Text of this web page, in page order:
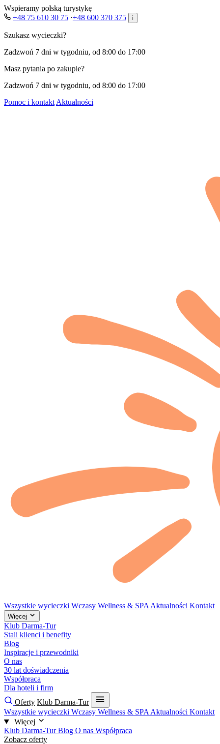
Wspieramy polską turystykę
+48 75 610 30 75 ·+48 600 370 375 i
Szukasz wycieczki?
Zadzwoń 7 dni w tygodniu, od 8:00 do 17:00
Masz pytania po zakupie?
Zadzwoń 7 dni w tygodniu, od 8:00 do 17:00
Pomoc i kontakt Aktualności
Wszystkie wycieczki Wczasy Wellness & SPA Aktualności Kontakt
Więcej
Klub Darma-Tur
Stali klienci i benefity
Blog
Inspiracje i przewodniki
O nas
30 lat doświadczenia
Współpraca
Dla hoteli i firm
Oferty Klub Darma-Tur
Wszystkie wycieczki Wczasy Wellness & SPA Aktualności Kontakt
Więcej
Klub Darma-TurBlog O nas Współpraca
Zobacz oferty